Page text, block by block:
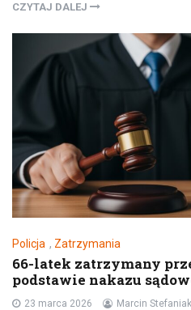
CZYTAJ DALEJ
Policja , Zatrzymania
66-latek zatrzymany
podstawie nakazu
23 marca 2026 Marcin Stefaniak